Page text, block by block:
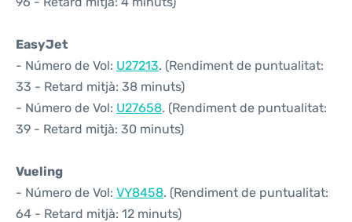
EasyJet
- Número de Vol: U27213. (Rendiment de puntualitat:
33 - Retard mitjà: 38 minuts)
- Número de Vol: U27658. (Rendiment de puntualitat:
39 - Retard mitjà: 30 minuts)
Vueling
- Número de Vol: VY8458. (Rendiment de puntualitat:
64 - Retard mitjà: 12 minuts)